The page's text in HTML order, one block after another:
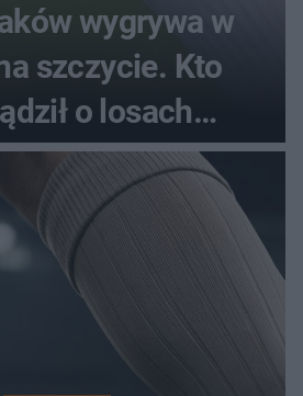
wygrywa w
szczycie. Kto
o losach